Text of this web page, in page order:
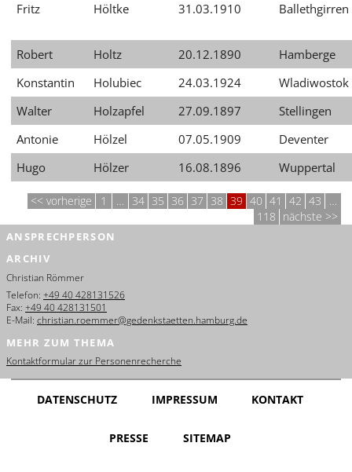
Fritz Höltke 31.03.1910 Ballethgirren
Robert Holtz 20.12.1890
Hamberge
Konstantin
Holubiec 24.03.1924
Wladiwostok
Walter
Holzapfel 27.09.1897
Stellingen
Antonie
Hölzel 07.05.1909
Deventer
Hugo
Hölzer 16.08.1896 Wuppertal
vorherige 1 … 34 35 36 37 38 39 40 41 42 43
…
118 nächste
ANSPRECHPERSON
ARCHIV
Christian Römmer
Telefon: +49 40 428131526
Fax: +49 40 428131501
E-Mail: christian.roemmer@gedenkstaetten.hamburg.de
MEHR ZUM THEMA
Kontaktformular zur Personenrecherche
DATENSCHUTZ IMPRESSUM KONTAKT
PRESSE SITEMAP